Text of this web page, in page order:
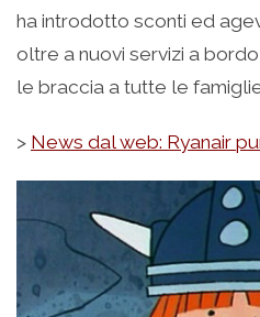
ha introdotto sconti ed
oltre a nuovi servizi a
le braccia a tutte le
> News dal web: Ryanair